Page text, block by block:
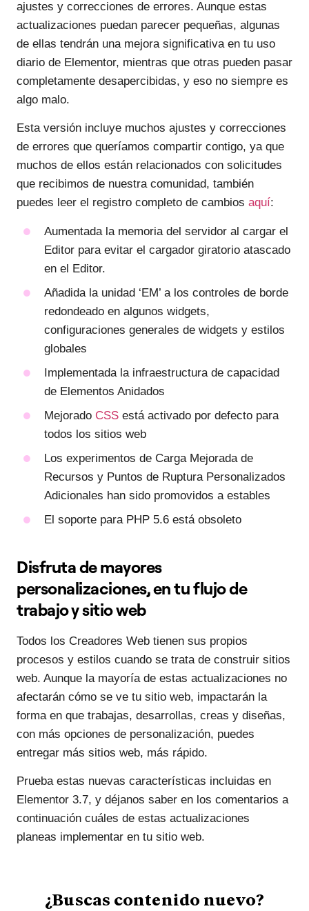
ajustes y correcciones de errores. Aunque estas
actualizaciones puedan parecer pequeñas, algunas
de ellas tendrán una mejora significativa en tu uso
diario de Elementor, mientras que otras pueden pasar
completamente desapercibidas, y eso no siempre es
algo malo.
Esta versión incluye muchos ajustes y correcciones
de errores que queríamos compartir contigo, ya que
muchos de ellos están relacionados con solicitudes
que recibimos de nuestra comunidad, también
puedes leer el registro completo de cambios aquí:
Aumentada la memoria del servidor al cargar el
Editor para evitar el cargador giratorio atascado
en el Editor.
Añadida la unidad ‘EM’ a los controles de borde
redondeado en algunos widgets,
configuraciones generales de widgets y estilos
globales
Implementada la infraestructura de capacidad
de Elementos Anidados
Mejorado CSS está activado por defecto para
todos los sitios web
Los experimentos de Carga Mejorada de
Recursos y Puntos de Ruptura Personalizados
Adicionales han sido promovidos a estables
El soporte para PHP 5.6 está obsoleto
Disfruta de mayores
personalizaciones, en tu flujo de
trabajo y sitio web
Todos los Creadores Web tienen sus propios
procesos y estilos cuando se trata de construir sitios
web. Aunque la mayoría de estas actualizaciones no
afectarán cómo se ve tu sitio web, impactarán la
forma en que trabajas, desarrollas, creas y diseñas,
con más opciones de personalización, puedes
entregar más sitios web, más rápido.
Prueba estas nuevas características incluidas en
Elementor 3.7, y déjanos saber en los comentarios a
continuación cuáles de estas actualizaciones
planeas implementar en tu sitio web.
¿Buscas contenido nuevo?